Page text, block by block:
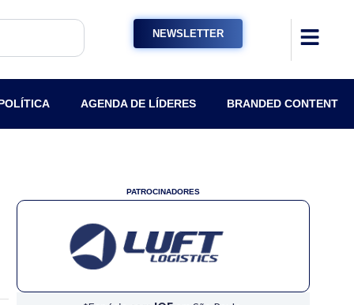
NEWSLETTER
AGENDA DE LÍDERES BRANDED CONTENT
PATROCINADORES